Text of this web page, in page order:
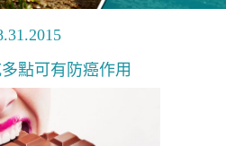
點可有防癌作用